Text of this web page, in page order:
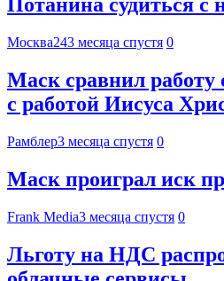
Потанина судиться с
Москва243 месяца спустя 0
Маск сравнил работу
с работой Иисуса
Рамблер3 месяца спустя 0
Маск проиграл иск
Frank Media3 месяца спустя 0
Льготу на НДС